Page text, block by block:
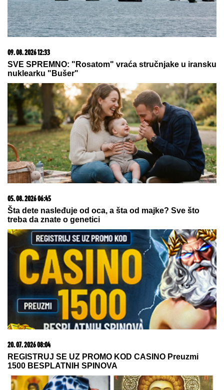
"NIJE IH BILO POLA SATA, SVI SU
TO VIDELI"Maja Marinković šokirala
tvrdnjama o aferi Stanije i Takija:
"Želi da bude sponzoruša, živi u
(FOTO) EVO GDE SE NALAZI PRVI MUŽ JOVANE
JEREMIĆDok svi bruje o Draganovoj veridbi,
Vojislav napustio Srbiju, a voditeljki je velika
podrška: "Brak nam je bio savršen"
TRAGIČAN KRAJ POTRAGE KOD
BORČE:
Ronioci izvukli telo mladića
koji je noćas nestao u vodi i mulju
"Uovim godinama MUŽEVI
Jerotić upozorio da JEDAN SIGNAL
žene često ignorišu - zato brakovi
pucaju